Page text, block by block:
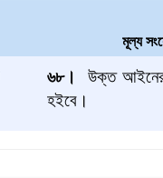
মূল্য
৬৮।উক্ত আইনের
হইবে।